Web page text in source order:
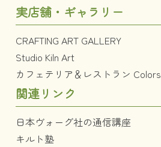
実店舗・ギャラリー
CRAFTING ART GALLERY
Studio Kiln Art
カフェテリア＆レストラン Colors
関連リンク
日本ヴォーグ社の通信講座
キルト塾